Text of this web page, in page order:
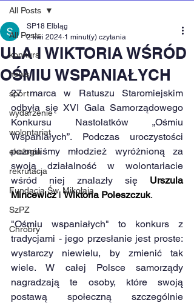
All Posts
konkurs
news
sport
wydarzenie
wolontariat
ekologia
rekrutacja
Fundacja Św. Mikołaja
SzPZ
Chrobry
All Posts
ULA I WIKTORIA WŚRÓD
OŚMIU WSPANIAŁYCH
SP18 Elbląg
2 kwi 2024 1 minut(y) czytania
27 marca w Ratuszu Staromiejskim
odbyła się XVI Gala Samorządowego
Konkursu Nastolatków „Ośmiu
Wspaniałych”. Podczas uroczystości
poznaliśmy młodzież wyróżnioną za
swoją działalność w wolontariacie
wśród niej znalazły się Urszula
Mincewicz i Wiktoria Poleszczuk.
"Ośmiu wspaniałych" to konkurs z
tradycjami - jego przesłanie jest proste:
wystarczy niewielu, by zmienić tak
wiele. W całej Polsce samorządy
nagradzają te osoby, które swoją
postawą społeczną szczególnie